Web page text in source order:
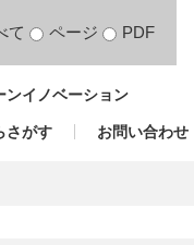
て ページ PDF
ンイノベーション
さがす お問い合わせ